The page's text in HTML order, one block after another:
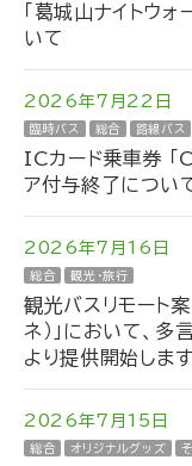
「葛城山ナイトウ
いて
2026年7月22日
臨時バス 総合 路線バス
ICカード乗車券 「
ア付与終了につい
2026年7月16日
総合 観光・旅行
観光バスリモート
ネ）」において、多
より提供開始します
2026年7月15日
総合 オリジナルグッズ